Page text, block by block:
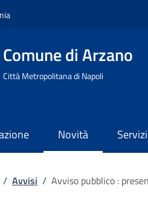
Comune di Arzano
Città Metropolitana di Napoli
Novità Servizi
/ Avvisi / Avviso pubblico :